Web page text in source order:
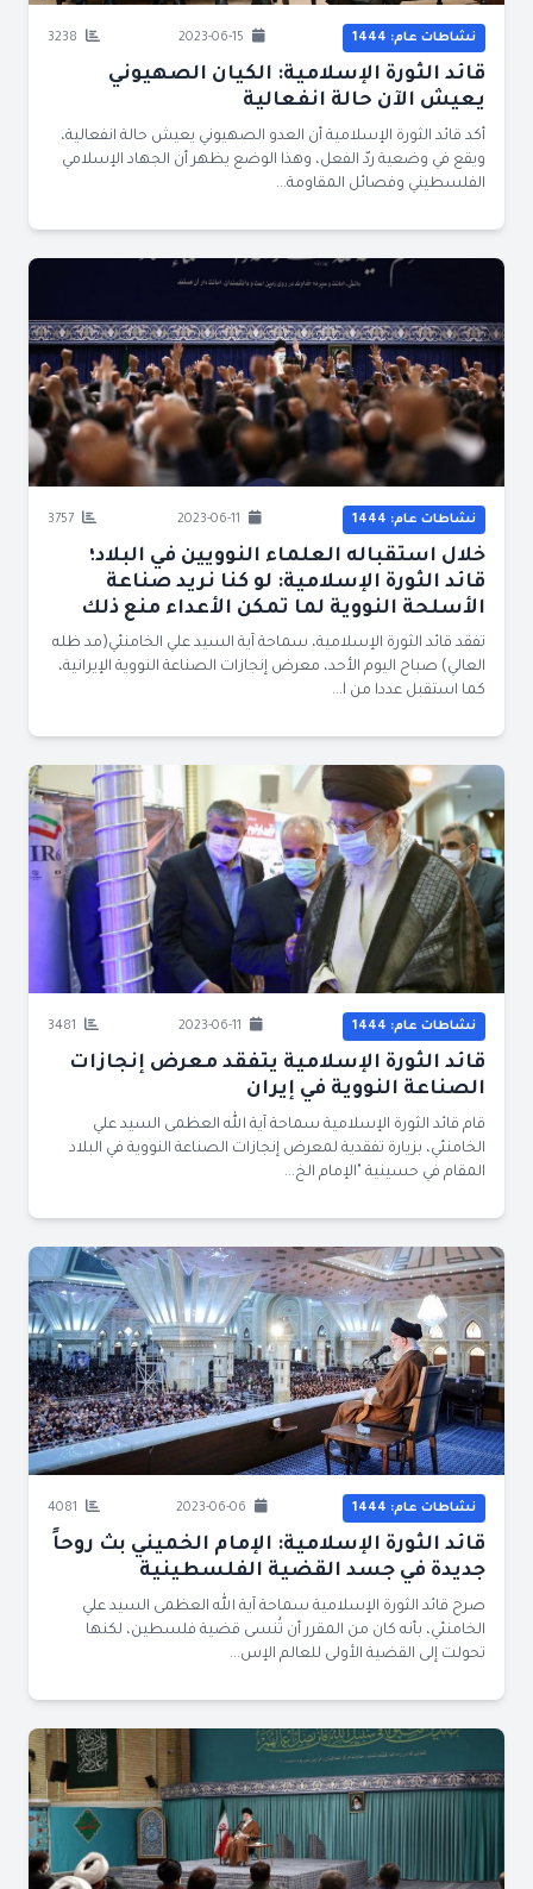
نشاطات عام: 1444
قائد الثورة الإسلامية: الكيان الصهيوني
يعيش الآن حالة انفعالية
أكد قائد الثورة الإسلامية أن العدو الصهيوني يعيش حالة انفعالية،
ويقع في وضعية ردّ الفعل، وهذا الوضع يظهر أن الجهاد الإسلامي
الفلسطيني وفصائل المقاومة...
نشاطات عام: 1444
خلال استقباله العلماء النوويين في البلاد؛
قائد الثورة الإسلامية: لو كنا نريد صناعة
الأسلحة النووية لما تمكن الأعداء منع ذلك
تفقد قائد الثورة الإسلامية، سماحة آية السيد علي الخامنئي(مد ظله
العالي) صباح اليوم الأحد، معرض إنجازات الصناعة النووية الإيرانية،
كما استقبل عددا من ا...
نشاطات عام: 1444
قائد الثورة الإسلامية يتفقد معرض إنجازات
الصناعة النووية في إيران
قام قائد الثورة الإسلامية سماحة آية الله العظمى السيد علي
الخامنئي، بزيارة تفقدية لمعرض إنجازات الصناعة النووية في البلاد
المقام في حسينية "الإمام الخ...
نشاطات عام: 1444
قائد الثورة الإسلامية: الإمام الخميني بث روحاً
جديدة في جسد القضية الفلسطينية
صرح قائد الثورة الإسلامية سماحة آية الله العظمى السيد علي
الخامنئي، بأنه كان من المقرر أن تُنسى قضية فلسطين، لكنها
تحولت إلى القضية الأولى للعالم الإس...